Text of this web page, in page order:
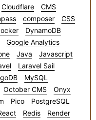
Cloudflare
CMS
composer
CSS
DynamoDB
Google Analytics
Java
Javascript
Laravel Sail
MySQL
October CMS
Onyx
Pico
PostgreSQL
Redis
Render